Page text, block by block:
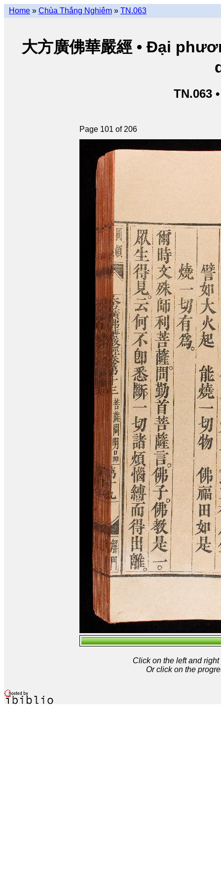
Home » Chùa Thắng Nghiêm » TN.063
大方廣佛華嚴經 • Đại
TN.063
Page 101 of 206
Click on the left and
Or click on the